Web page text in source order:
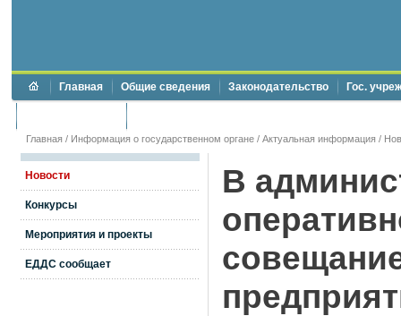
Главная Общие сведения Законодательство Гос.
Главная / Информация о государственном органе / Актуальная информация /
Новости
Конкурсы
Мероприятия и проекты
ЕДДС сообщает
В